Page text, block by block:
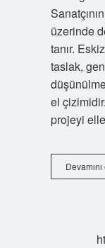
üzerinde
tanır.
taslak,
el
projeyi